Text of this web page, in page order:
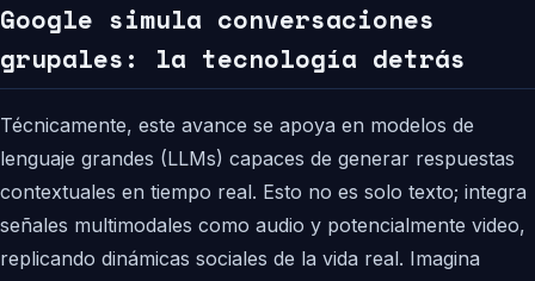
Google simula conversaciones
grupales: la tecnología detrás
Técnicamente, este avance se apoya en modelos de
lenguaje grandes (LLMs) capaces de generar respuestas
contextuales en tiempo real. Esto no es solo texto; integra
señales multimodales como audio y potencialmente video,
replicando dinámicas sociales de la vida real. Imagina